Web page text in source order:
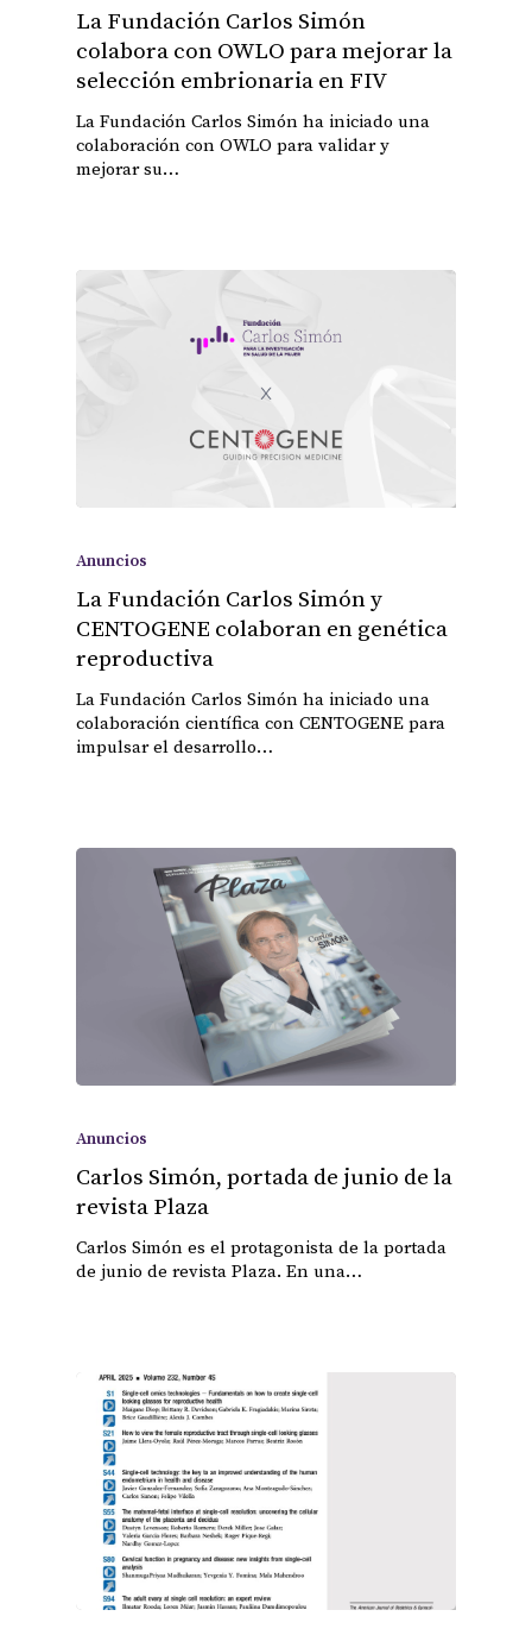
La Fundación Carlos Simón
colabora con OWLO para mejorar la
selección embrionaria en FIV
La Fundación Carlos Simón ha iniciado una
colaboración con OWLO para validar y
mejorar su…
Anuncios
La Fundación Carlos Simón y
CENTOGENE colaboran en genética
reproductiva
La Fundación Carlos Simón ha iniciado una
colaboración científica con CENTOGENE para
impulsar el desarrollo…
Anuncios
Carlos Simón, portada de junio de la
revista Plaza
Carlos Simón es el protagonista de la portada
de junio de revista Plaza. En una…